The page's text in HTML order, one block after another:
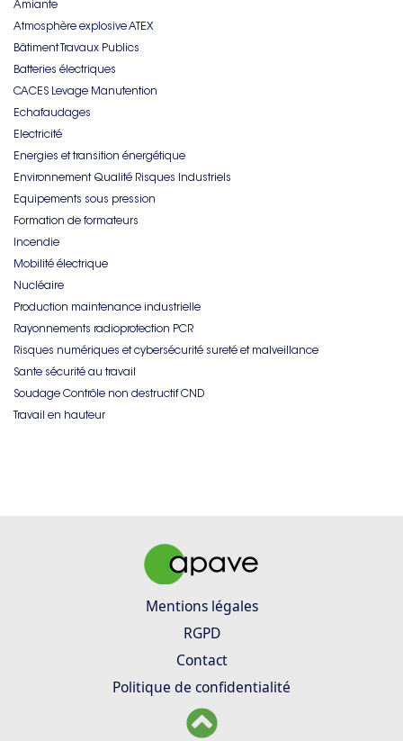
Amiante
Atmosphère explosive ATEX
Bâtiment Travaux Publics
Batteries électriques
CACES Levage Manutention
Echafaudages
Electricité
Energies et transition énergétique
Environnement Qualité Risques Industriels
Equipements sous pression
Formation de formateurs
Incendie
Mobilité électrique
Nucléaire
Production maintenance industrielle
Rayonnements radioprotection PCR
Risques numériques et cybersécurité sureté et malveillance
Sante sécurité au travail
Soudage Contrôle non destructif CND
Travail en hauteur
Mentions légales
RGPD
Contact
Politique de confidentialité